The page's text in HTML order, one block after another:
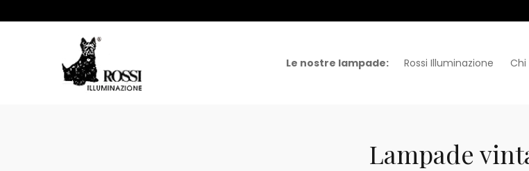
Le nostre lampade: Rossi Illuminazione Chi
Lampade